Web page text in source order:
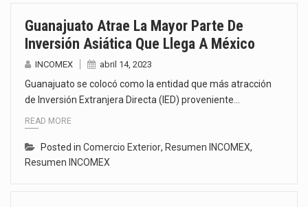
Guanajuato Atrae La Mayor Parte De
Inversión Asiática Que Llega A México
INCOMEX abril 14, 2023
Guanajuato se colocó como la entidad que más atracción
de Inversión Extranjera Directa (IED) proveniente…
READ MORE
Posted in Comercio Exterior, Resumen INCOMEX,
Resumen INCOMEX